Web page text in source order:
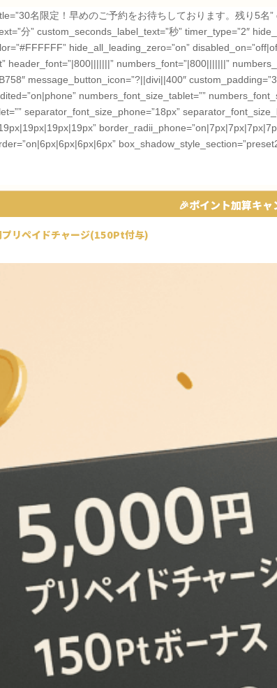
名限定！早めのご予約をお待ちしております。残り5名
分” custom_seconds_label_text=”秒” timer_type=”2″
hide_all_leading_zero=”on”
header_font=”|800|||||||” numbers_font=”|800|||||||”
message_button_icon=”?||divi||400″
numbers_font_size_tablet=””
separator_font_size_phone=”18px”
🎉ポイント加算キャ
リペイドチャージ(150Pt付与)